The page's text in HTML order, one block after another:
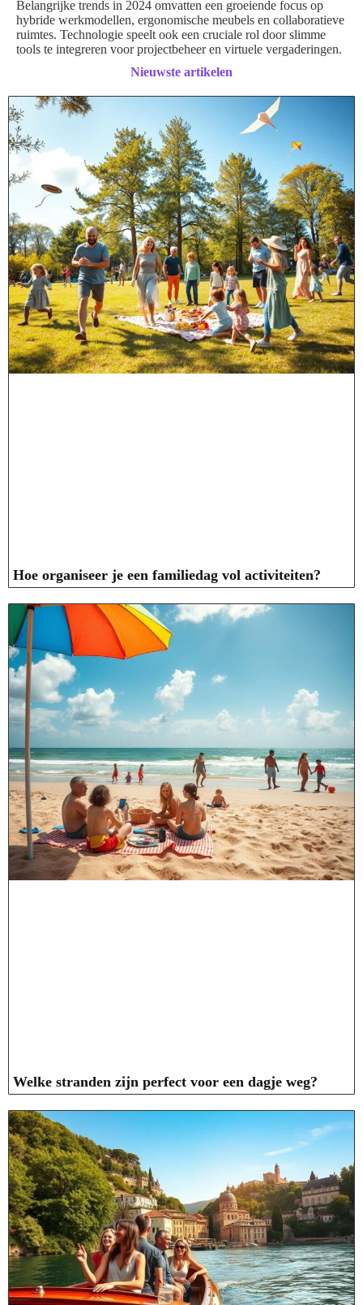
Belangrijke trends in 2024 omvatten een groeiende focus op
hybride werkmodellen, ergonomische meubels en collaboratieve
ruimtes. Technologie speelt ook een cruciale rol door slimme
tools te integreren voor projectbeheer en virtuele vergaderingen.
Nieuwste artikelen
Hoe organiseer je een familiedag vol activiteiten?
Welke stranden zijn perfect voor een dagje weg?